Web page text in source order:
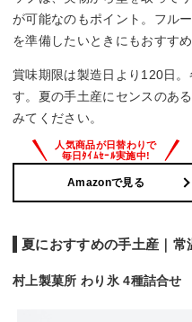
が可能なのもポイント。フル
を準備したいときにもおすすめ
賞味期限は製造日より120日
す。夏の手土産にセンスのあ
みてください。
Amazonで見る
夏におすすめの手土産｜常
村上製菓所 わり氷 4種詰合せ